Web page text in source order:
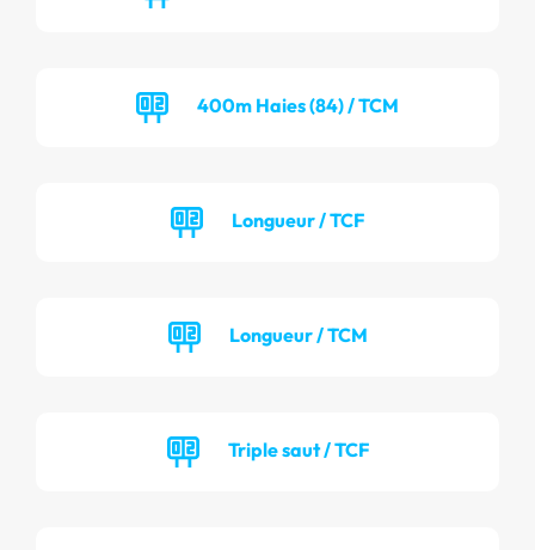
400m Haies (84) / TCM
Longueur / TCF
Longueur / TCM
Triple saut / TCF